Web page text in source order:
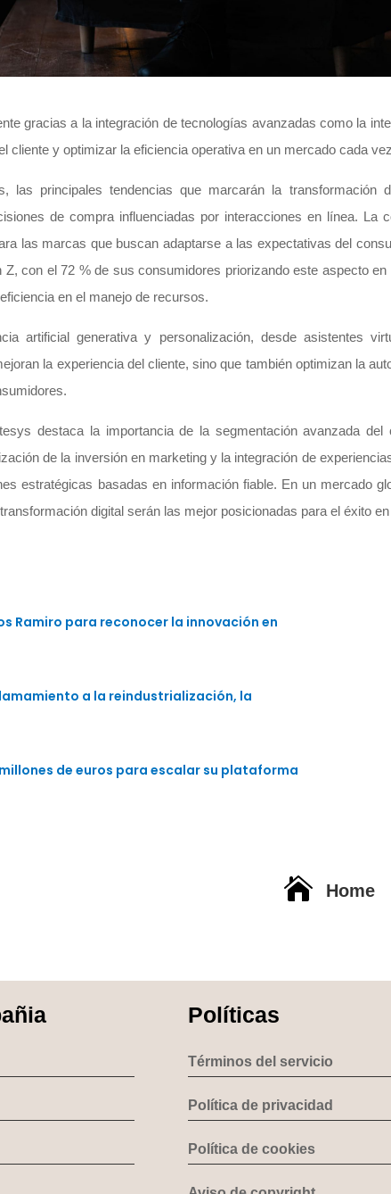
gracias a la integración de tecnologías avanzadas como la
cliente y optimizar la eficiencia operativa en un mercado cada
las principales tendencias que marcarán la transformación
de compra influenciadas por interacciones en línea. La
las marcas que buscan adaptarse a las expectativas del
con el 72 % de sus consumidores priorizando este aspecto
en el manejo de recursos.
artificial generativa y personalización, desde asistentes
la experiencia del cliente, sino que también optimizan la
destaca la importancia de la segmentación avanzada del
de la inversión en marketing y la integración de
estratégicas basadas en información fiable. En un mercado
digital serán las mejor posicionadas para el éxito en
Ramiro para reconocer la innovación en
a la reindustrialización, la
de euros para escalar su plataforma
 Home
Políticas
Términos del servicio
Política de privacidad
Política de cookies